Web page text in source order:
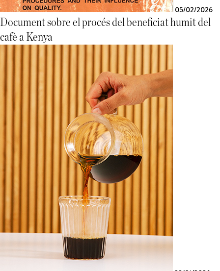
05/02/2026
Document sobre el procés del beneficiat humit del
cafè a Kenya